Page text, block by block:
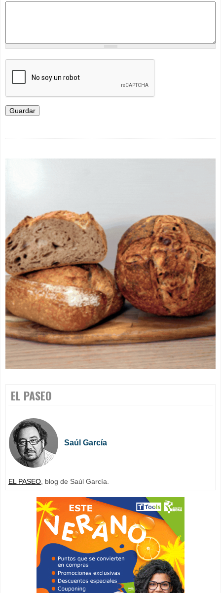
EL PASEO
Saúl García
EL PASEO , blog de Saúl García.